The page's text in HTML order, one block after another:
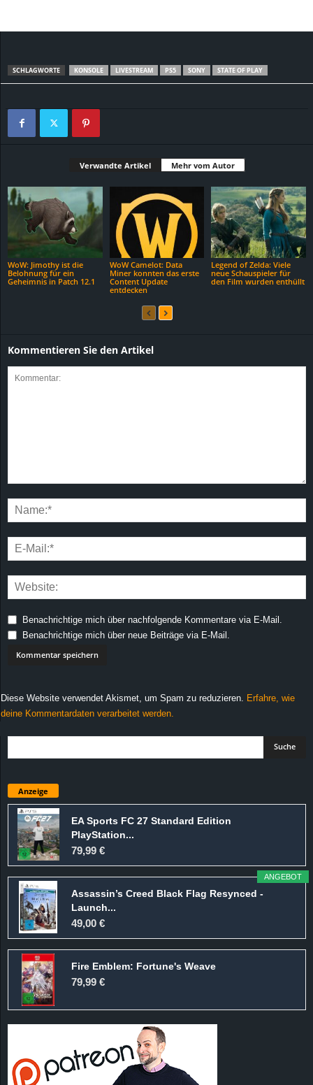
SCHLAGWORTE KONSOLE LIVESTREAM PS5 SONY STATE OF PLAY
Verwandte Artikel Mehr vom Autor
WoW: Jimothy ist die
Belohnung für ein
Geheimnis in Patch 12.1
WoW Camelot: Data
Miner konnten das erste
Content Update
entdecken
Legend of Zelda: Viele
neue Schauspieler für
den Film wurden enthüllt
Kommentieren Sie den Artikel
Benachrichtige mich über nachfolgende Kommentare via E-Mail.
Benachrichtige mich über neue Beiträge via E-Mail.
Diese Website verwendet Akismet, um Spam zu reduzieren. Erfahre, wie
deine Kommentardaten verarbeitet werden.
Anzeige
EA Sports FC 27 Standard Edition
PlayStation...
79,99 €
ANGEBOT
Assassin’s Creed Black Flag Resynced -
Launch...
49,00 €
Fire Emblem: Fortune's Weave
79,99 €